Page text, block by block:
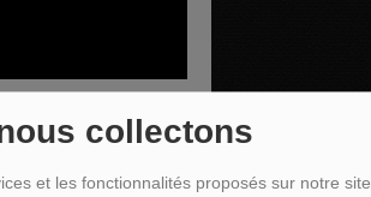
collectons
et les fonctionnalités proposés sur notre site